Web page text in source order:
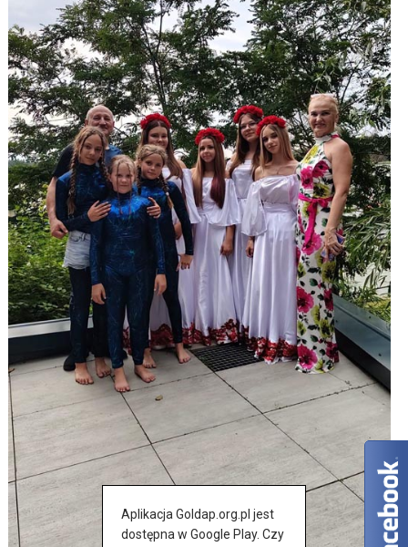
Aplikacja Goldap.org.pl jest
dostępna w Google Play. Czy